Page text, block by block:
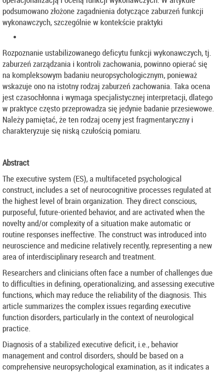
podsumowano złożone zagadnienia dotyczące zaburzeń funkcji
wykonawczych, szczególnie w kontekście praktyki
Rozpoznanie ustabilizowanego deficytu funkcji wykonawczych, tj.
zaburzeń zarządzania i kontroli zachowania, powinno opierać się
na kompleksowym badaniu neuropsychologicznym, ponieważ
wskazuje ono na istotny rodzaj zaburzeń zachowania. Taka ocena
jest czasochłonna i wymaga specjalistycznej interpretacji, dlatego
w praktyce często przeprowadza się jedynie badanie przesiewowe.
Należy pamiętać, że ten rodzaj oceny jest fragmentaryczny i
charakteryzuje się niską czułością pomiaru.
Abstract
The executive system (ES), a multifaceted psychological
construct, includes a set of neurocognitive processes regulated at
the highest level of brain organization. They direct conscious,
purposeful, future-oriented behavior, and are activated when the
novelty and/or complexity of a situation make automatic or
routine responses ineffective. The construct was introduced into
neuroscience and medicine relatively recently, representing a new
area of interdisciplinary research and treatment.
Researchers and clinicians often face a number of challenges due
to difficulties in defining, operationalizing, and assessing executive
functions, which may reduce the reliability of the diagnosis. This
article summarizes the complex issues regarding executive
function disorders, particularly in the context of neurological
practice.
Diagnosis of a stabilized executive deficit, i.e., behavior
management and control disorders, should be based on a
comprehensive neuropsychological examination, as it indicates a